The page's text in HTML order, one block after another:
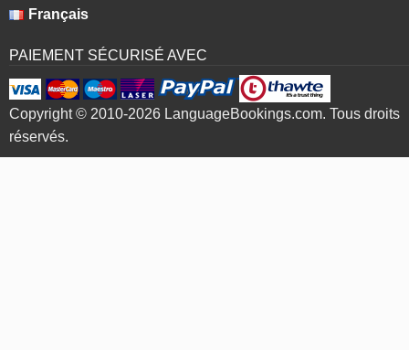
Français
PAIEMENT SÉCURISÉ AVEC
Copyright © 2010-2026 LanguageBookings.com. Tous droits
réservés.